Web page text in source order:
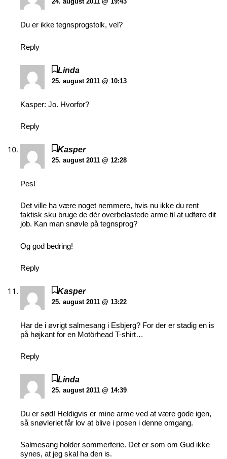
Du er ikke tegnsprogstolk, vel?
Reply
Linda
25. august 2011 @ 10:13
Kasper: Jo. Hvorfor?
Reply
Kasper
25. august 2011 @ 12:28
Pes!
Det ville ha være noget nemmere, hvis nu ikke du rent
faktisk sku bruge de dér overbelastede arme til at udføre dit
job. Kan man snøvle på tegnsprog?
Og god bedring!
Reply
Kasper
25. august 2011 @ 13:22
Har de i øvrigt salmesang i Esbjerg? For der er stadig en is
på højkant for en Motörhead T-shirt…
Reply
Linda
25. august 2011 @ 14:39
Du er sød! Heldigvis er mine arme ved at være gode igen,
så snøvleriet får lov at blive i posen i denne omgang.
Salmesang holder sommerferie. Det er som om Gud ikke
synes, at jeg skal ha den is.